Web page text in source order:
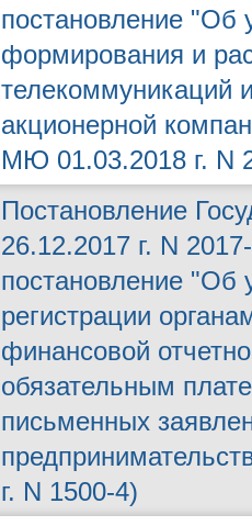
постановление "Об
формирования и
телекоммуникаций
акционерной
МЮ 01.03.2018 г. N
Постановление
26.12.2017 г. N
постановление "Об
регистрации
финансовой
обязательным
письменных
г. N 1500-4)